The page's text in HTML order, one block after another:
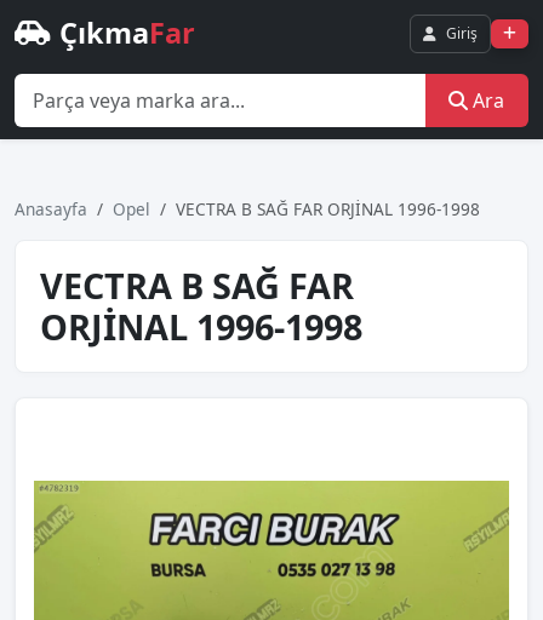
ÇıkmaFar Giriş
Ara
Anasayfa Opel VECTRA B SAĞ FAR ORJİNAL 1996-1998
VECTRA B SAĞ FAR
ORJİNAL 1996-1998